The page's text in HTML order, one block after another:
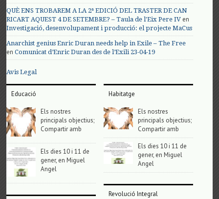
QUÈ ENS TROBAREM A LA 2ª EDICIÓ DEL TRASTER DE CAN
RICART AQUEST 4 DE SETEMBRE? – Taula de l'Eix Pere IV en
Investigació, desenvolupament i producció: el projecte MaCus
Anarchist genius Enric Duran needs help in Exile – The Free
enComunicat d’Enric Duran des de l’Exili 23-04-19
Avis Legal
Educació
Els nostres
principals objectius;
Compartir amb
Els dies 10 i 11 de
gener, en Miguel
Angel
Habitatge
Els nostres
principals objectius;
Compartir amb
Els dies 10 i 11 de
gener, en Miguel
Angel
Revolució Integral